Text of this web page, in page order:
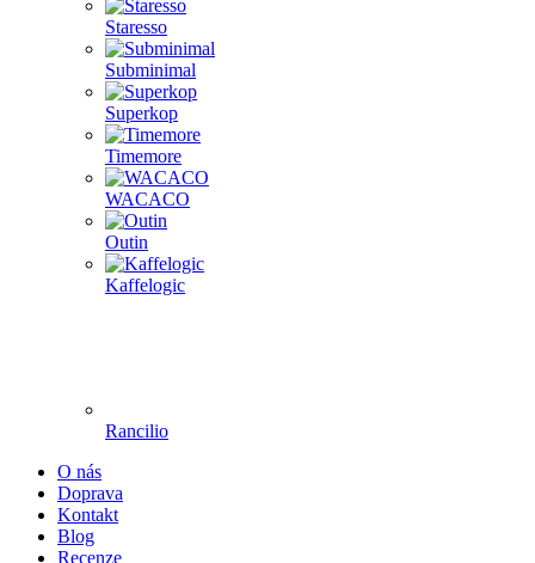
Staresso
Subminimal
Superkop
Timemore
WACACO
Outin
Kaffelogic
Rancilio
O nás
Doprava
Kontakt
Blog
Recenze